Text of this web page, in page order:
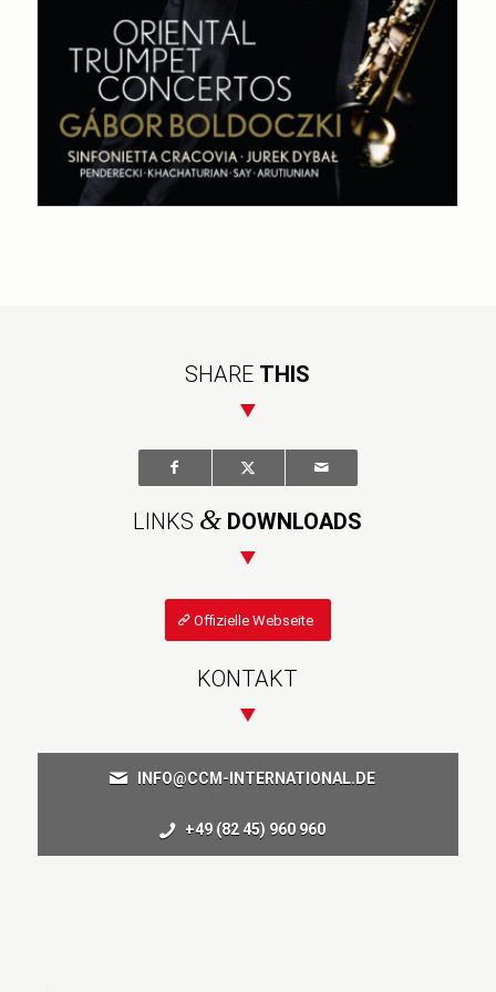
SHARE THIS
LINKS & DOWNLOADS
Offizielle Webseite
KONTAKT
INFO@CCM-INTERNATIONAL.DE
+49 (82 45) 960 960